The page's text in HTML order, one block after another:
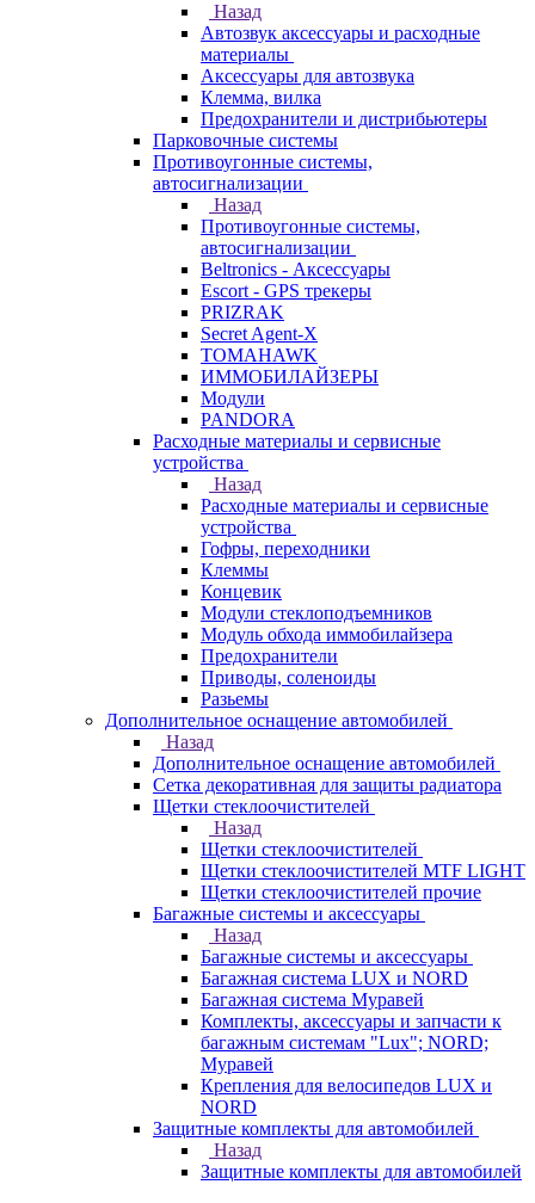
Назад
Автозвук аксессуары и расходные
материалы
Аксессуары для автозвука
Клемма, вилка
Предохранители и дистрибьютеры
Парковочные системы
Противоугонные системы,
автосигнализации
Назад
Противоугонные системы,
автосигнализации
Beltronics - Аксессуары
Escort - GPS трекеры
PRIZRAK
Secret Agent-X
TOMAHAWK
ИММОБИЛАЙЗЕРЫ
Модули
PANDORA
Расходные материалы и сервисные
устройства
Назад
Расходные материалы и сервисные
устройства
Гофры, переходники
Клеммы
Концевик
Модули стеклоподъемников
Модуль обхода иммобилайзера
Предохранители
Приводы, соленоиды
Разьемы
Дополнительное оснащение автомобилей
Назад
Дополнительное оснащение автомобилей
Сетка декоративная для защиты радиатора
Щетки стеклоочистителей
Назад
Щетки стеклоочистителей
Щетки стеклоочистителей MTF LIGHT
Щетки стеклоочистителей прочие
Багажные системы и аксессуары
Назад
Багажные системы и аксессуары
Багажная система LUX и NORD
Багажная система Муравей
Комплекты, аксессуары и запчасти к
багажным системам "Lux"; NORD;
Муравей
Крепления для велосипедов LUX и
NORD
Защитные комплекты для автомобилей
Назад
Защитные комплекты для автомобилей